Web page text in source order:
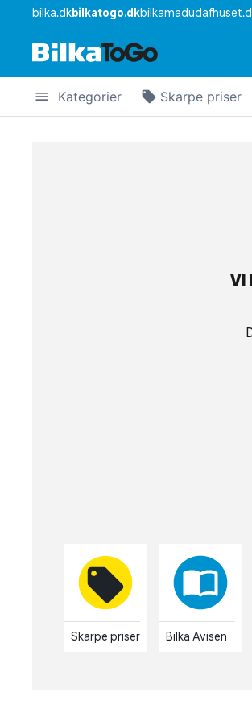
bilka.dkbilkatogo.dk
Kategorier Skarpe priser
VI
Skarpe priser Bilka Avisen